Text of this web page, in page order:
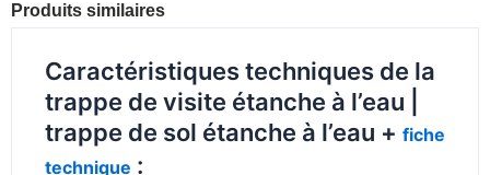
Produits similaires
Caractéristiques techniques de la
trappe de visite étanche à l’eau |
trappe de sol étanche à l’eau + fiche
technique :